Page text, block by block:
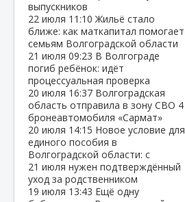
выпускников
22 июля 11:10Жильё стало
ближе: как маткапитал помогает
семьям Волгоградской области
21 июля 09:23 В Волгограде
погиб ребёнок: идёт
процессуальная проверка
20 июля 16:37 Волгоградская
область отправила в зону СВО 4
бронеавтомобиля «Сармат»
20 июля 14:15 Новое условие для
единого пособия в
Волгоградской области: с
21 июля нужен подтверждённый
уход за родственником
19 июля 13:43 Ещё одну